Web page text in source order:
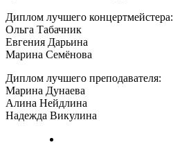
Диплом лучшего концертмейстера:
Ольга Табачник
Евгения Дарьина
Марина Семёнова
Диплом лучшего преподавателя:
Марина Дунаева
Алина Нейдлина
Надежда Викулина